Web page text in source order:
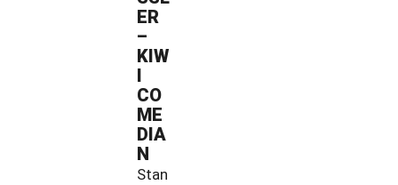
ER
–
KIW
I
CO
ME
DIA
N
Stan